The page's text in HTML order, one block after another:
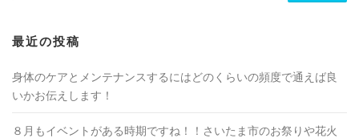
最近の投稿
身体のケアとメンテナンスするにはどのくらいの頻度で通えば良
いかお伝えします！
８月もイベントがある時期ですね！！さいたま市のお祭りや花火